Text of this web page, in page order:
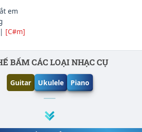
em
| [C#m]
BẤM CÁC LOẠI NHẠC CỤ
Guitar Ukulele Piano